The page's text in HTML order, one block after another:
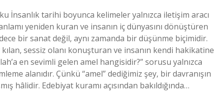
İnsanlık tarihi boyunca kelimeler yalnızca iletişim aracı
yeniden kuran ve insanın iç dünyasını dönüştüren
bir sanat değil, aynı zamanda bir düşünme biçimidir.
sessiz olanı konuşturan ve insanın kendi hakikatine
en sevimli gelen amel hangisidir?” sorusu yalnızca
alanıdır. Çünkü “amel” dediğimiz şey, bir davranışın
hâlidir. Edebiyat kuramı açısından bakıldığında…